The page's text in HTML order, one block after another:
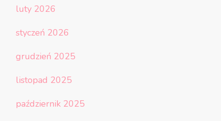
luty 2026
styczeń 2026
grudzień 2025
listopad 2025
październik 2025